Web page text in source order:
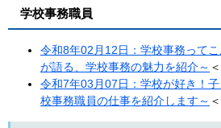
学校事務職員
令和8年02月12日：学校事務って
が語る、学校事務の魅力を紹介～
令和7年03月07日：学校が好き！
校事務職員の仕事を紹介します～